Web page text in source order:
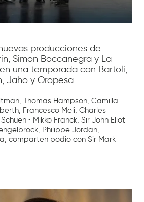
producciones de
Simon Boccanegra y La
una temporada con Bartoli,
Jaho y Oropesa
Thomas Hampson, Camilla
Francesco Meli, Charles
• Mikko Franck, Sir John Eliot
Philippe Jordan,
comparten podio con Sir Mark